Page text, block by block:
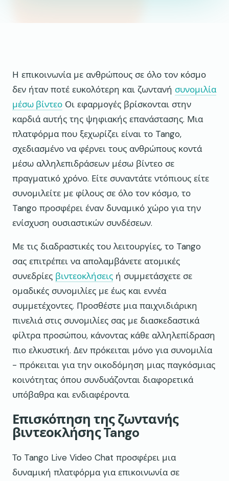
Η επικοινωνία με ανθρώπους σε όλο τον κόσμο
δεν ήταν ποτέ ευκολότερη και ζωντανή συνομιλία
μέσω βίντεο Οι εφαρμογές βρίσκονται στην
καρδιά αυτής της ψηφιακής επανάστασης. Μια
πλατφόρμα που ξεχωρίζει είναι το Tango,
σχεδιασμένο να φέρνει τους ανθρώπους κοντά
μέσω αλληλεπιδράσεων μέσω βίντεο σε
πραγματικό χρόνο. Είτε συναντάτε ντόπιους είτε
συνομιλείτε με φίλους σε όλο τον κόσμο, το
Tango προσφέρει έναν δυναμικό χώρο για την
ενίσχυση ουσιαστικών συνδέσεων.
Με τις διαδραστικές του λειτουργίες, το Tango
σας επιτρέπει να απολαμβάνετε ατομικές
συνεδρίες βιντεοκλήσεις ή συμμετάσχετε σε
ομαδικές συνομιλίες με έως και εννέα
συμμετέχοντες. Προσθέστε μια παιχνιδιάρικη
πινελιά στις συνομιλίες σας με διασκεδαστικά
φίλτρα προσώπου, κάνοντας κάθε αλληλεπίδραση
πιο ελκυστική. Δεν πρόκειται μόνο για συνομιλία
- πρόκειται για την οικοδόμηση μιας παγκόσμιας
κοινότητας όπου συνδυάζονται διαφορετικά
υπόβαθρα και ενδιαφέροντα.
Επισκόπηση της ζωντανής
βιντεοκλήσης Tango
Το Tango Live Video Chat προσφέρει μια
δυναμική πλατφόρμα για επικοινωνία σε